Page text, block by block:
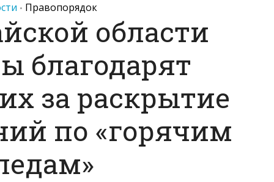
• Правопорядок
области
благодарят
за раскрытие
по «горячим